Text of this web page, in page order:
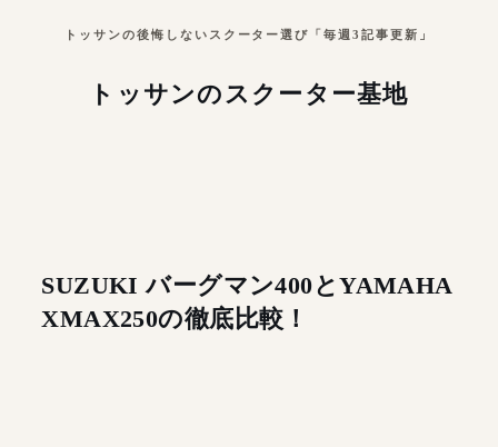
トッサンの後悔しないスクーター選び「毎週3記事更新」
トッサンのスクーター基地
SUZUKI バーグマン400とYAMAHA
XMAX250の徹底比較！